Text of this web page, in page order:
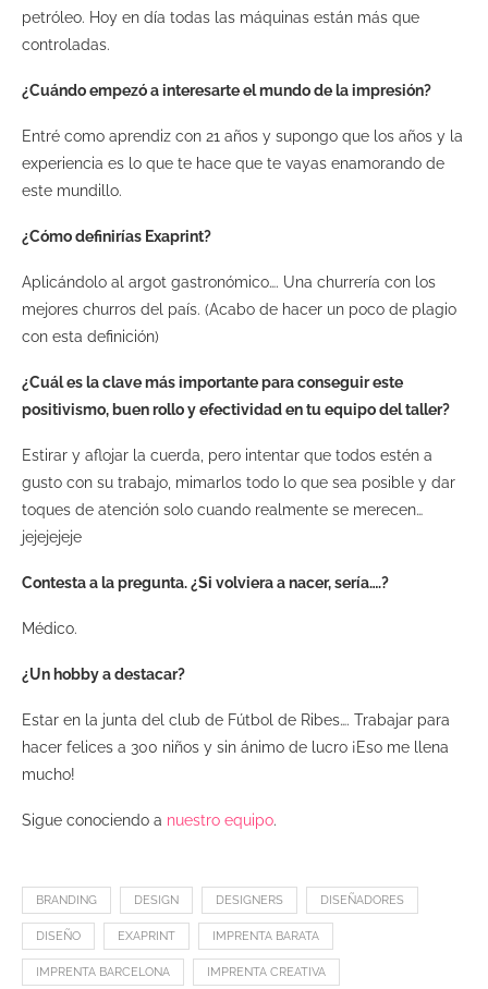
petróleo. Hoy en día todas las máquinas están más que
controladas.
¿Cuándo empezó a interesarte el mundo de la impresión?
Entré como aprendiz con 21 años y supongo que los años y la
experiencia es lo que te hace que te vayas enamorando de
este mundillo.
¿Cómo definirías Exaprint?
Aplicándolo al argot gastronómico…. Una churrería con los
mejores churros del país. (Acabo de hacer un poco de plagio
con esta definición)
¿Cuál es la clave más importante para conseguir este
positivismo, buen rollo y efectividad en tu equipo del taller?
Estirar y aflojar la cuerda, pero intentar que todos estén a
gusto con su trabajo, mimarlos todo lo que sea posible y dar
toques de atención solo cuando realmente se merecen…
jejejejeje
Contesta a la pregunta. ¿Si volviera a nacer, sería….?
Médico.
¿Un hobby a destacar?
Estar en la junta del club de Fútbol de Ribes…. Trabajar para
hacer felices a 300 niños y sin ánimo de lucro ¡Eso me llena
mucho!
Sigue conociendo a nuestro equipo.
BRANDING DESIGN DESIGNERS DISEÑADORES
DISEÑO EXAPRINT IMPRENTA BARATA
IMPRENTA BARCELONA IMPRENTA CREATIVA